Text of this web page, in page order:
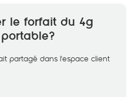
le forfait du 4g
partagé dans l'espace client